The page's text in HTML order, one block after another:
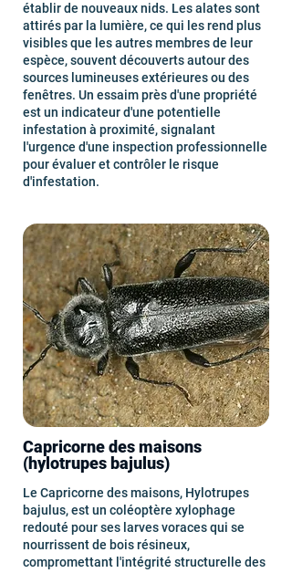
établir de nouveaux nids. Les alates sont
attirés par la lumière, ce qui les rend plus
visibles que les autres membres de leur
espèce, souvent découverts autour des
sources lumineuses extérieures ou des
fenêtres. Un essaim près d'une propriété
est un indicateur d'une potentielle
infestation à proximité, signalant
l'urgence d'une inspection professionnelle
pour évaluer et contrôler le risque
d'infestation.
Capricorne des maisons
(hylotrupes bajulus)
Le Capricorne des maisons, Hylotrupes
bajulus, est un coléoptère xylophage
redouté pour ses larves voraces qui se
nourrissent de bois résineux,
compromettant l'intégrité structurelle des